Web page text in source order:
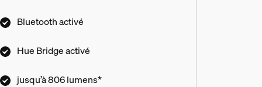
Bluetooth activé
Hue Bridge activé
jusqu’à 806 lumens*